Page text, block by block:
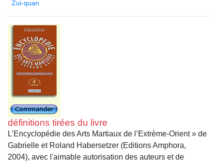
Zui-quan
définitions tirées du livre
L’Encyclopédie des Arts Martiaux de l’Extrème-Orient » de
Gabrielle et Roland Habersetzer (Editions Amphora,
2004), avec l'aimable autorisation des auteurs et de